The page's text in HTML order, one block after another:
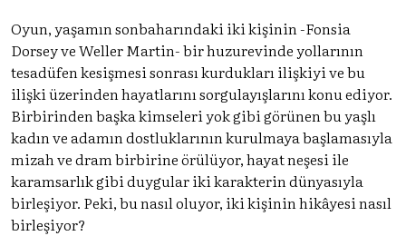
Oyun, yaşamın sonbaharındaki iki kişinin -Fonsia
Dorsey ve Weller Martin- bir huzurevinde yollarının
tesadüfen kesişmesi sonrası kurdukları ilişkiyi ve bu
ilişki üzerinden hayatlarını sorgulayışlarını konu ediyor.
Birbirinden başka kimseleri yok gibi görünen bu yaşlı
kadın ve adamın dostluklarının kurulmaya başlamasıyla
mizah ve dram birbirine örülüyor, hayat neşesi ile
karamsarlık gibi duygular iki karakterin dünyasıyla
birleşiyor. Peki, bu nasıl oluyor, iki kişinin hikâyesi nasıl
birleşiyor?